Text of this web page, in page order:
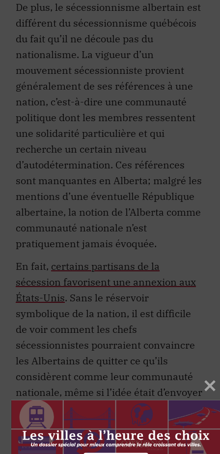
De plus, le sécessionnisme albertain est
différent du sécessionnisme québécois
du fait qu’il ne découle pas du
nationalisme. La vigueur d’un
mouvement sécessionniste provient
généralement de ses références à une
nation, c’est-à-dire une communauté
politique dont les membres ressentent
une solidarité particulière et qui
recherche un certain niveau
d’autodétermination. Ces références
sont manquantes en Alberta; malgré les
mentions d’une éventuelle République
albertaine, la notion de l’Alberta comme
communauté nationale n’est
pratiquement jamais évoquée.
En fait, certains partisans de la
sécession favorisent une annexion aux
États-Unis. Sans le réservoir
symbolique de la nation, il est difficile
de voir comment les chefs
sécessionnistes pourraient convaincre
les Albertains de quitter ce qu’ils
considèrent comme leur communauté
nationale, même si l’idée était d’envoyer
un « message » d’insatisfaction au reste
du Canada.
Les difficultés que rencontreront les